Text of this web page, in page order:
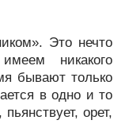
Это нечто
никакого
бывают только
в одно и то
орет,